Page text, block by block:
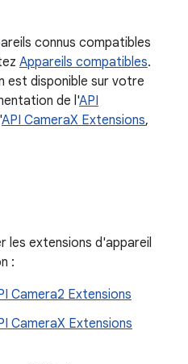
connus compatibles
Appareils compatibles.
est disponible sur votre
de l'API
API CameraX Extensions,
les extensions d'appareil
:
Camera2 Extensions
CameraX Extensions